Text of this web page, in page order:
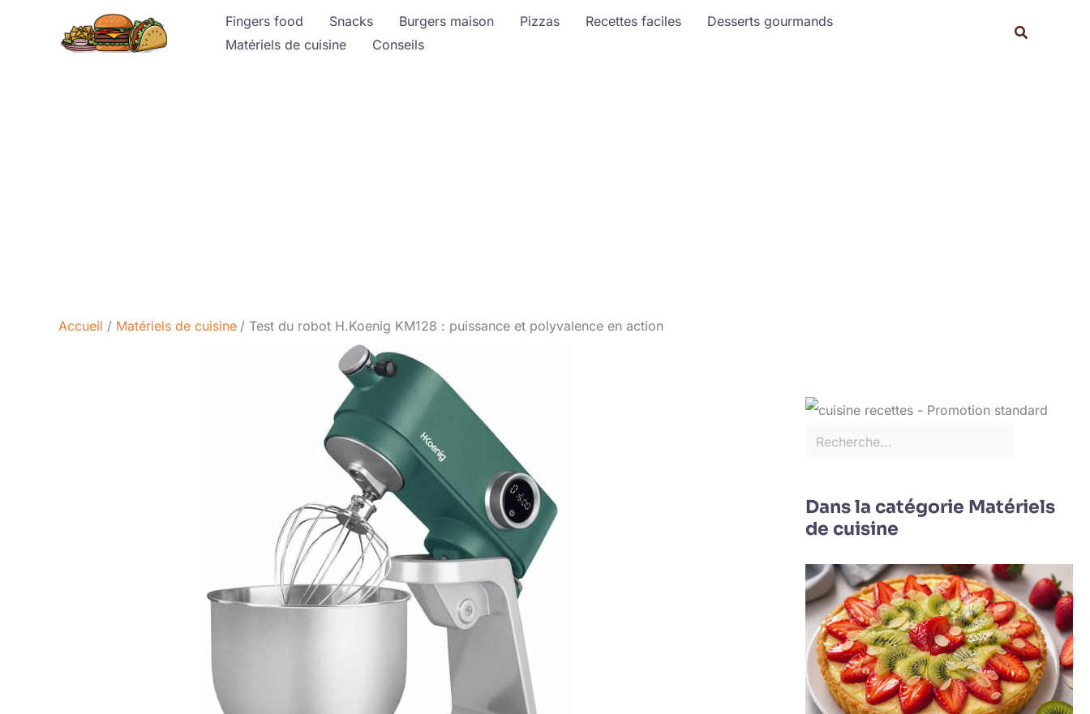
Fingers food Snacks Burgers maison Pizzas Recettes faciles
Desserts gourmands
Matériels de cuisine
Conseils
Accueil Matériels de cuisine Test du robot H.Koenig KM128 : puissance et polyvalence en action
Rechercher
Dans la catégorie Matériels
de cuisine